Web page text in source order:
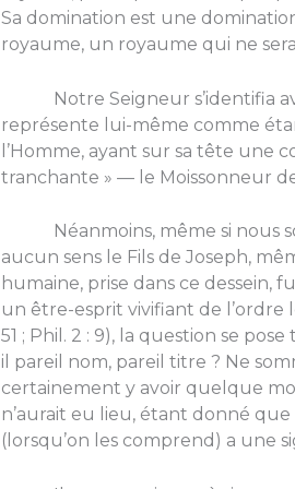
Sa domination est une
royaume, un royaume qui ne
Notre Seigneur s’identifia
représente lui-même comme
l’Homme, ayant sur sa tête une
tranchante » — le Moissonneur de
Néanmoins, même si nous
aucun sens le Fils de Joseph,
humaine, prise dans ce dessein,
un être-esprit vivifiant de l’ordre le
51 ; Phil. 2 : 9), la question se
il pareil nom, pareil titre ? Ne
certainement y avoir quelque
n’aurait eu lieu, étant donné
(lorsqu’on les comprend) a une